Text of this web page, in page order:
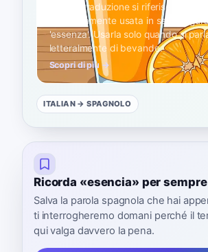
Questa traduzione si riferisce al
ed è raramente usata in senso
'essenza'. Usarla solo quando si
letteralmente di bevande.
Scopri di più →
ITALIAN → SPAGNOLO
Ricorda «esencia» per sempre
Salva la parola spagnola che hai
ti interrogheremo domani perché il
qui valga davvero la pena.